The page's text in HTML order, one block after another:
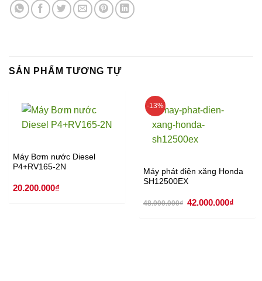
SẢN PHẨM TƯƠNG TỰ
Máy Bơm nước Diesel
P4+RV165-2N
20.200.000₫
-13%
Máy phát điện xăng Honda
SH12500EX
48.000.000₫ Giá
gốc
42.000.000₫